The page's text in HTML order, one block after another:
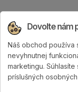
Spoločnosť
1995, je
postelí a
Dovolte nám
Náš obchod používa
nevyhnutnej
marketingu.
príslušných